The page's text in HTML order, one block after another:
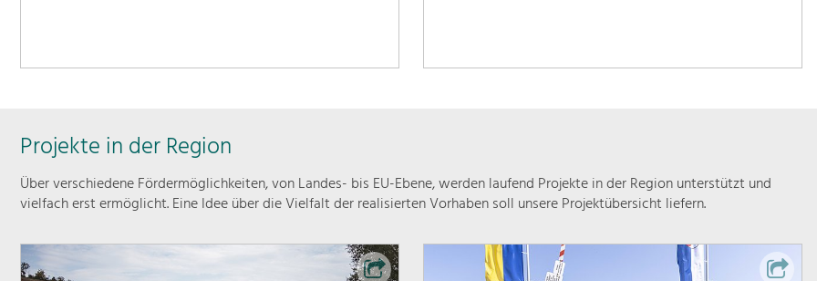
Projekte in der Region
Über verschiedene Fördermöglichkeiten, von Landes- bis EU-Ebene, werden laufend Projekte in der Region unterstützt und
vielfach erst ermöglicht. Eine Idee über die Vielfalt der realisierten Vorhaben soll unsere Projektübersicht liefern.